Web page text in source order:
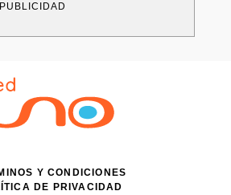
PUBLICIDAD
Y CONDICIONES
DE PRIVACIDAD